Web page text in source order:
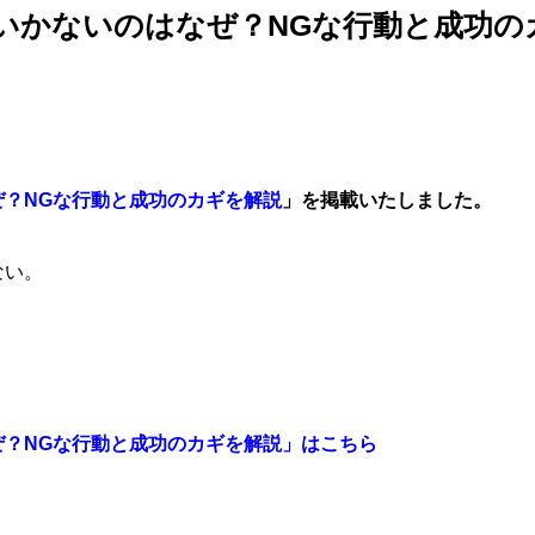
かないのはなぜ？NGな行動と成功
NGな行動と成功のカギを解説」を掲載いたしました。
。
NGな行動と成功のカギを解説」はこちら